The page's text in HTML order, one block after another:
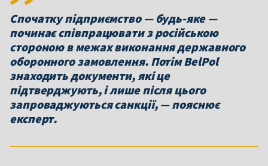
Спочатку підприємство — будь-яке —
починає співпрацювати з російською
стороною в межах виконання державного
оборонного замовлення. Потім BelPol
знаходить документи, які це
підтверджують, і лише після цього
запроваджуються санкції, — пояснює
експерт.